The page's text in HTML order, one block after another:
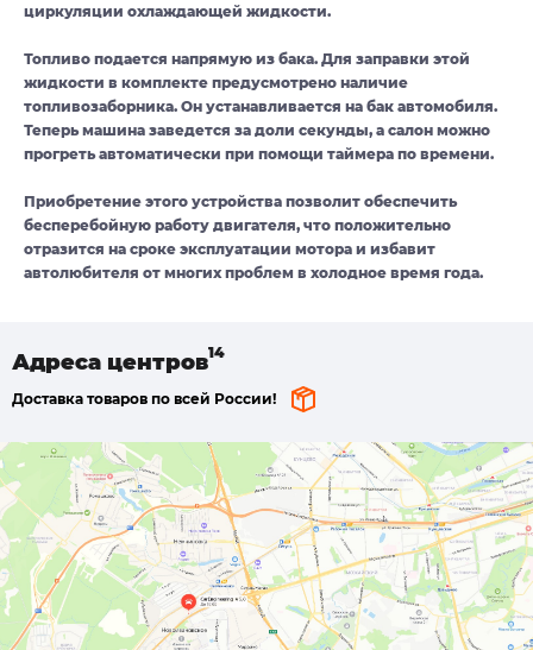
циркуляции охлаждающей жидкости.
Топливо подается напрямую из бака. Для заправки этой
жидкости в комплекте предусмотрено наличие
топливозаборника. Он устанавливается на бак автомобиля.
Теперь машина заведется за доли секунды, а салон можно
прогреть автоматически при помощи таймера по времени.
Приобретение этого устройства позволит обеспечить
бесперебойную работу двигателя, что положительно
отразится на сроке эксплуатации мотора и избавит
автолюбителя от многих проблем в холодное время года.
Адреса центров
Доставка товаров по всей России!